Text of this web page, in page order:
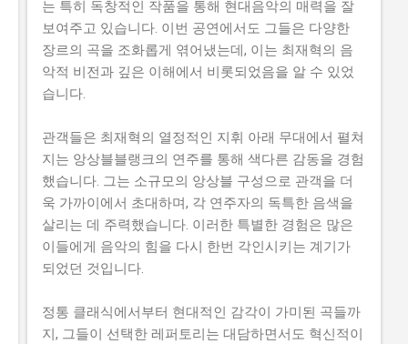
는 특히 독창적인 작품을 통해 현대음악의 매력을 잘
보여주고 있습니다. 이번 공연에서도 그들은 다양한
장르의 곡을 조화롭게 엮어냈는데, 이는 최재혁의 음
악적 비전과 깊은 이해에서 비롯되었음을 알 수 있었
습니다.
관객들은 최재혁의 열정적인 지휘 아래 무대에서 펼쳐
지는 앙상블블랭크의 연주를 통해 색다른 감동을 경험
했습니다. 그는 소규모의 앙상블 구성으로 관객을 더
욱 가까이에서 초대하며, 각 연주자의 독특한 음색을
살리는 데 주력했습니다. 이러한 특별한 경험은 많은
이들에게 음악의 힘을 다시 한번 각인시키는 계기가
되었던 것입니다.
정통 클래식에서부터 현대적인 감각이 가미된 곡들까
지, 그들이 선택한 레퍼토리는 대담하면서도 혁신적이